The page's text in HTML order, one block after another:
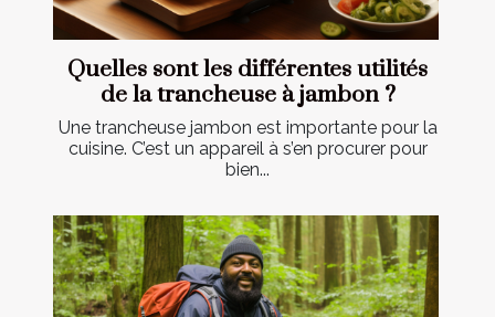
Quelles sont les différentes utilités
de la trancheuse à jambon ?
Une trancheuse jambon est importante pour la
cuisine. C’est un appareil à s’en procurer pour
bien...